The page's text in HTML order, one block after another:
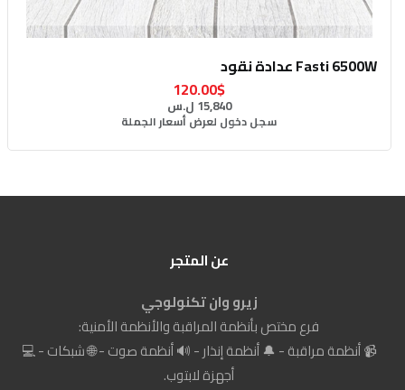
Fasti 6500W عدادة نقود
120.00$
15,840 ل.س
سجل دخول لعرض أسعار الجملة
عن المتجر
زيرو وان تكنولوجي
فرع مختص بأنظمة المراقبة والأنظمة الأمنية:
📹 أنظمة مراقبة - 🔔 أنظمة إنذار - 🔊 أنظمة صوت - 🌐 شبكات - 💻
أجهزة لابتوب.